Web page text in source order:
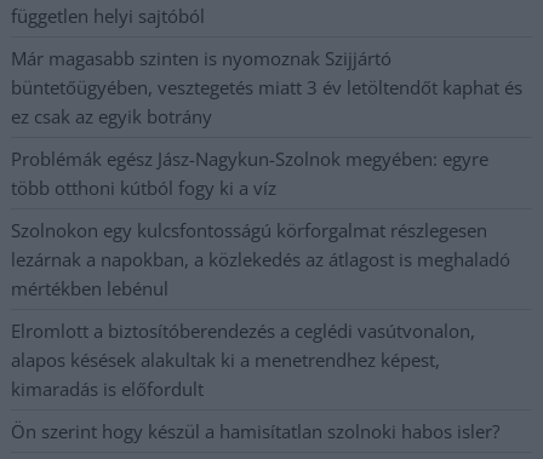
független helyi sajtóból
Már magasabb szinten is nyomoznak Szijjártó
büntetőügyében, vesztegetés miatt 3 év letöltendőt kaphat és
ez csak az egyik botrány
Problémák egész Jász-Nagykun-Szolnok megyében: egyre
több otthoni kútból fogy ki a víz
Szolnokon egy kulcsfontosságú körforgalmat részlegesen
lezárnak a napokban, a közlekedés az átlagost is meghaladó
mértékben lebénul
Elromlott a biztosítóberendezés a ceglédi vasútvonalon,
alapos késések alakultak ki a menetrendhez képest,
kimaradás is előfordult
Ön szerint hogy készül a hamisítatlan szolnoki habos isler?